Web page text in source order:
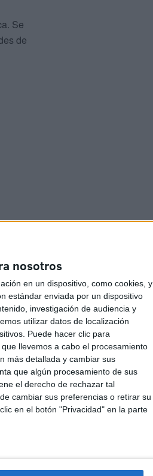
nosotros
en un dispositivo, como cookies, y
estándar enviada por un dispositivo
investigación de audiencia y
utilizar datos de localización
Puede hacer clic para
llevemos a cabo el procesamiento
más detallada y cambiar sus
que algún procesamiento de sus
el derecho de rechazar tal
cambiar sus preferencias o retirar su
en el botón "Privacidad" en la parte
Se
de
y
hay
el plazo
de